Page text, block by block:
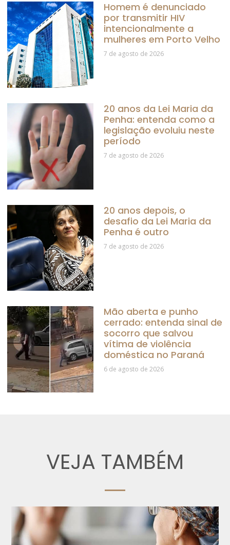
Homem é denunciado
por transmitir HIV
intencionalmente a
mulheres em Porto Velho
7 de agosto de 2026
20 anos da Lei Maria da
Penha: entenda como a
legislação evoluiu neste
período
7 de agosto de 2026
20 anos depois, o
desafio da Lei Maria da
Penha é outro
7 de agosto de 2026
Mão aberta e punho
cerrado: entenda sinal de
socorro que salvou
vítima de violência
doméstica no Paraná
6 de agosto de 2026
VEJA TAMBÉM